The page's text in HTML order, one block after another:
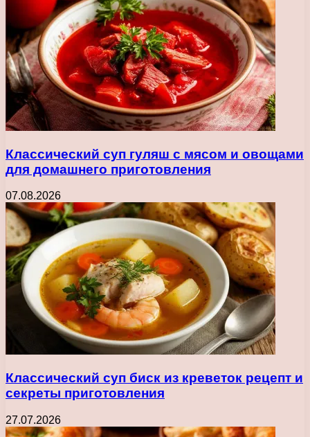
Классический суп гуляш с мясом и овощами
для домашнего приготовления
07.08.2026
Классический суп биск из креветок рецепт и
секреты приготовления
27.07.2026